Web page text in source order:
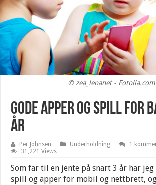
© zea_lenanet - Fotolia.com
Gode apper og spill for
år
Per Johnsen Underholdning
1
31,221 Views
Som far til en jente på snart 3 år har jeg
spill og apper for mobil og nettbrett,